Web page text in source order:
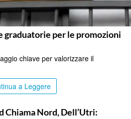
graduatorie per le promozioni
chiave per valorizzare il
a Leggere
Chiama Nord, Dell’Utri: